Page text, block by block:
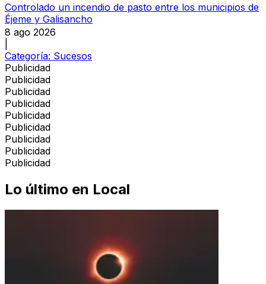
Controlado un incendio de pasto entre los municipios de
Éjeme y Galisancho
8 ago 2026
Categoría: Sucesos
Publicidad
Publicidad
Publicidad
Publicidad
Publicidad
Publicidad
Publicidad
Publicidad
Publicidad
Lo último en Local